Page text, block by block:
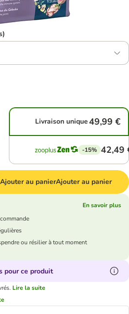
Livraison unique49,99 €
-15% 42,49
Ajouter au panierAjouter au panier
En savoir plus
ou résilier à tout moment
pour ce produit
Lire la suite